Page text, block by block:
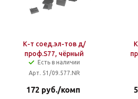
К-т соед.эл-тов д/
проф.S77, чёрный
Есть в наличии
Арт. 51/09.577.NR
172 руб./комп